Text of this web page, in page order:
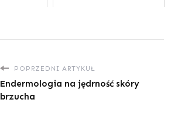
POPRZEDNI ARTYKUŁ
Endermologia na jędrność skóry
brzucha